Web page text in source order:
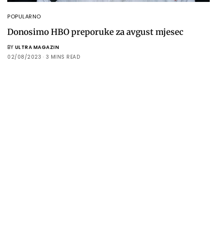
POPULARNO
Donosimo HBO preporuke za avgust mjesec
BY ULTRA MAGAZIN
02/08/2023
3 MINS READ